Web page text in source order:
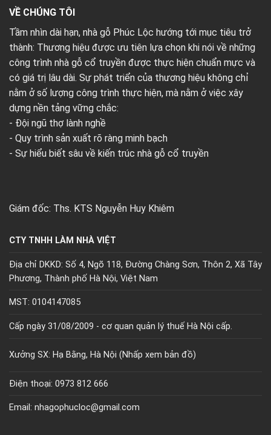
VỀ CHÚNG TÔI
Tầm nhìn dài hạn, nhà gỗ Phúc Lộc hướng tới mục tiêu trở
thành: Thương hiệu được ưu tiên lựa chọn khi nói về những
công trình nhà gỗ cổ truyền được thực hiện chuẩn mực và
có giá trị lâu dài. Sự phát triển của thương hiệu không chỉ
nằm ở số lượng công trình thực hiện, mà nằm ở việc xây
dựng nền tảng vững chắc:
- Đội ngũ thợ lành nghề
- Quy trình sản xuất rõ ràng minh bạch
- Sự hiểu biết sâu về kiến trúc nhà gỗ cổ truyền
Giám đốc: Ths. KTS Nguyễn Huy Khiêm
CTY TNHH LÀM NHÀ VIỆT
Địa chỉ DKKD: Số 4, Ngõ 118, Đường Chàng Sơn, Thôn 2, Xã Tây
Phương, Thành phố Hà Nội, Việt Nam
MST: 0104147085
Cấp ngày 31/08/2009 - cơ quan quản lý thuế Hà Nội cấp.
Xưởng SX: Hạ Bằng, Hà Nội (Nhấp xem bản đồ)
Điện thoại: 0973 812 666
Email: nhagophucloc@gmail.com